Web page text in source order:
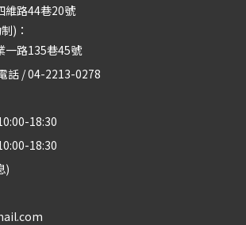
維路44巷20號
)：
一路135巷45號
話 / 04-2213-0278
18:30
18:30
)